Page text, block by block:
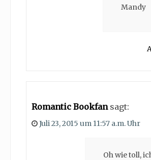
Mandy
Romantic Bookfan sagt:
Juli 23, 2015 um 11:57 a.m. Uhr
Oh wie toll,